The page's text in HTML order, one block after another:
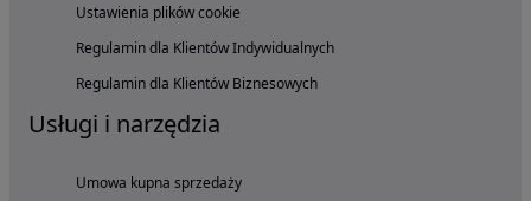
Ustawienia plików cookie
Regulamin dla Klientów Indywidualnych
Regulamin dla Klientów Biznesowych
Usługi i narzędzia
Umowa kupna sprzedaży